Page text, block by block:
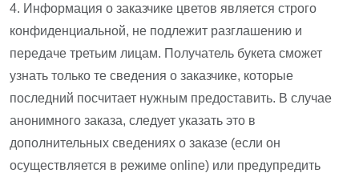
4. Информация о заказчике цветов является строго
конфиденциальной, не подлежит разглашению и
передаче третьим лицам. Получатель букета сможет
узнать только те сведения о заказчике, которые
последний посчитает нужным предоставить. В случае
анонимного заказа, следует указать это в
дополнительных сведениях о заказе (если он
осуществляется в режиме online) или предупредить